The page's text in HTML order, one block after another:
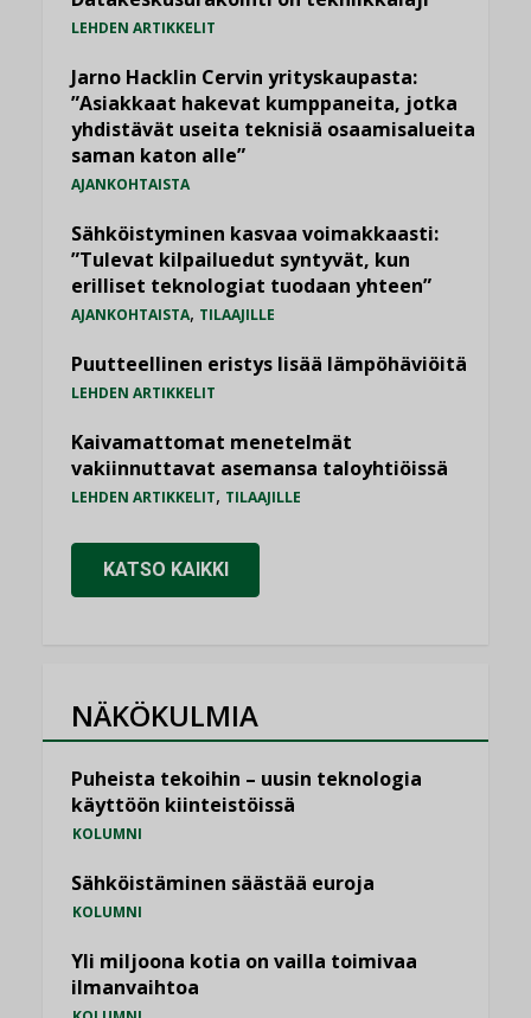
LEHDEN ARTIKKELIT
Jarno Hacklin Cervin yrityskaupasta:
”Asiakkaat hakevat kumppaneita, jotka
yhdistävät useita teknisiä osaamisalueita
saman katon alle”
AJANKOHTAISTA
Sähköistyminen kasvaa voimakkaasti:
”Tulevat kilpailuedut syntyvät, kun
erilliset teknologiat tuodaan yhteen”
AJANKOHTAISTA, TILAAJILLE
Puutteellinen eristys lisää lämpöhäviöitä
LEHDEN ARTIKKELIT
Kaivamattomat menetelmät
vakiinnuttavat asemansa taloyhtiöissä
LEHDEN ARTIKKELIT, TILAAJILLE
KATSO KAIKKI
NÄKÖKULMIA
Puheista tekoihin – uusin teknologia
käyttöön kiinteistöissä
KOLUMNI
Sähköistäminen säästää euroja
KOLUMNI
Yli miljoona kotia on vailla toimivaa
ilmanvaihtoa